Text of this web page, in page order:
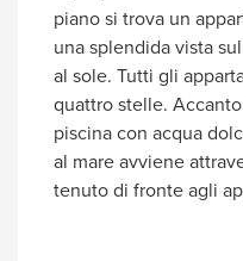
piano si trova un
una splendida vista
al sole. Tutti gli
quattro stelle.
piscina con acqua
al mare avviene
tenuto di fronte agli